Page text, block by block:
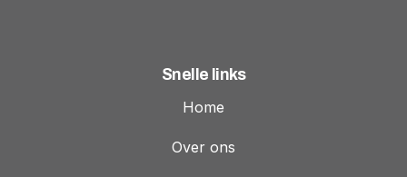
Snelle links
Home
Over ons